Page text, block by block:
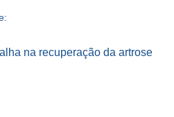
na recuperação da artrose